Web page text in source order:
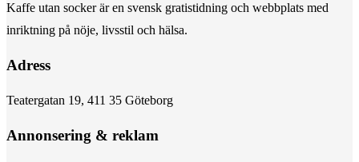
Kaffe utan socker är en svensk gratistidning och webbplats med
inriktning på nöje, livsstil och hälsa.
Adress
Teatergatan 19, 411 35 Göteborg
Annonsering & reklam